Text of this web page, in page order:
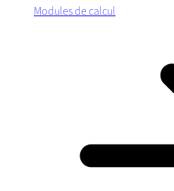
Modules de calcul